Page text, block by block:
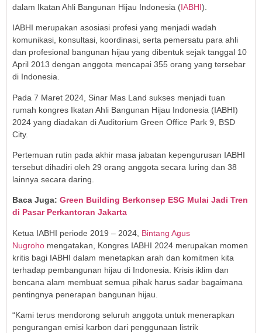
dalam Ikatan Ahli Bangunan Hijau Indonesia (IABHI).
IABHI merupakan asosiasi profesi yang menjadi wadah
komunikasi, konsultasi, koordinasi, serta pemersatu para ahli
dan profesional bangunan hijau yang dibentuk sejak tanggal 10
April 2013 dengan anggota mencapai 355 orang yang tersebar
di Indonesia.
Pada 7 Maret 2024, Sinar Mas Land sukses menjadi tuan
rumah kongres Ikatan Ahli Bangunan Hijau Indonesia (IABHI)
2024 yang diadakan di Auditorium Green Office Park 9, BSD
City.
Pertemuan rutin pada akhir masa jabatan kepengurusan IABHI
tersebut dihadiri oleh 29 orang anggota secara luring dan 38
lainnya secara daring.
Baca Juga: Green Building Berkonsep ESG Mulai Jadi Tren
di Pasar Perkantoran Jakarta
Ketua IABHI periode 2019 – 2024, Bintang Agus
Nugroho mengatakan, Kongres IABHI 2024 merupakan momen
kritis bagi IABHI dalam menetapkan arah dan komitmen kita
terhadap pembangunan hijau di Indonesia. Krisis iklim dan
bencana alam membuat semua pihak harus sadar bagaimana
pentingnya penerapan bangunan hijau.
“Kami terus mendorong seluruh anggota untuk menerapkan
pengurangan emisi karbon dari penggunaan listrik